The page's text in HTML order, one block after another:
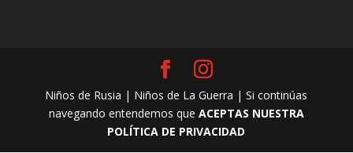
Niños de Rusia | Niños de La Guerra | Si continúas
navegando entendemos que ACEPTAS NUESTRA
POLÍTICA DE PRIVACIDAD